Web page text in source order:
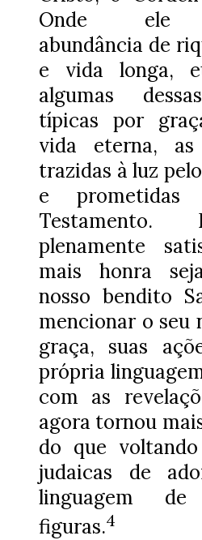
Onde ele
abundância de
e vida longa,
algumas
típicas por
vida eterna,
trazidas à luz
e
plenamente
mais honra
nosso bendito
mencionar o seu
graça, suas
própria
com as
agora tornou
do que
judaicas de
linguagem
figuras.4